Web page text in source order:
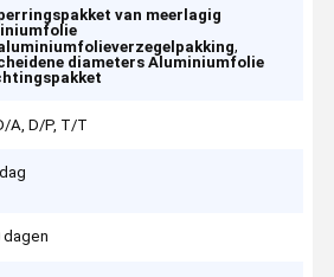
van meerlagig
,
diameters Aluminiumfolie
A, D/P, T/T
dagen